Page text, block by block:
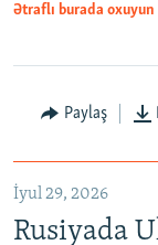
Ətraflı burada oxuyun
Paylaş
İyul 29, 2026
Rusiyada